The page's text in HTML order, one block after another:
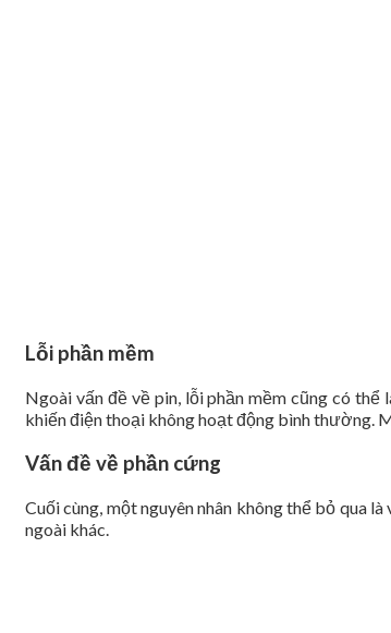
Lỗi phần mềm
Ngoài vấn đề về pin, lỗi phần mềm cũng có thể
khiến điện thoại không hoạt động bình thường.
Vấn đề về phần cứng
Cuối cùng, một nguyên nhân không thể bỏ qua
ngoài khác.